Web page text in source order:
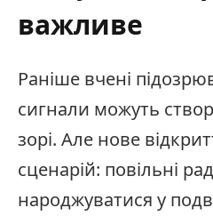
важливе
Раніше вчені
сигнали можуть
зорі. Але нове
сценарій: повільні
народжуватися у